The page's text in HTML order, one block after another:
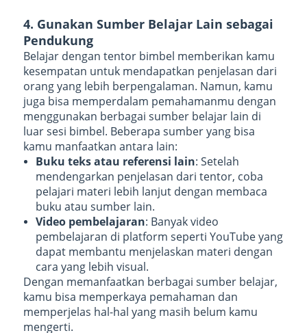
4. Gunakan Sumber Belajar Lain sebagai
Pendukung
Belajar dengan tentor bimbel memberikan kamu
kesempatan untuk mendapatkan penjelasan dari
orang yang lebih berpengalaman. Namun, kamu
juga bisa memperdalam pemahamanmu dengan
menggunakan berbagai sumber belajar lain di
luar sesi bimbel. Beberapa sumber yang bisa
kamu manfaatkan antara lain:
Buku teks atau referensi lain: Setelah
mendengarkan penjelasan dari tentor, coba
pelajari materi lebih lanjut dengan membaca
buku atau sumber lain.
Video pembelajaran: Banyak video
pembelajaran di platform seperti YouTube yang
dapat membantu menjelaskan materi dengan
cara yang lebih visual.
Dengan memanfaatkan berbagai sumber belajar,
kamu bisa memperkaya pemahaman dan
memperjelas hal-hal yang masih belum kamu
mengerti.